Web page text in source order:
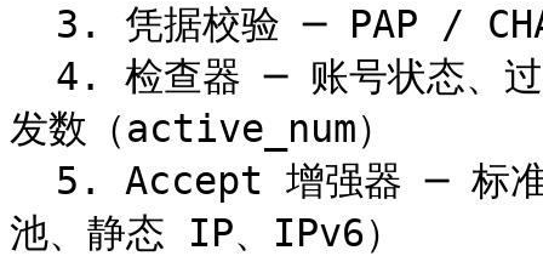
发数（active_num）
池、静态 IP、IPv6）